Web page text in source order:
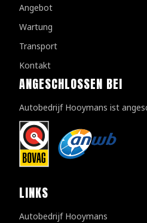
Angebot
Wartung
Transport
Kontakt
ANGESCHLOSSEN BEI
Autobedrijf Hooymans ist
LINKS
Autobedrijf Hooymans